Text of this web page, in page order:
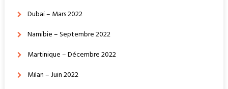
Dubai – Mars 2022
Namibie – Septembre 2022
Martinique – Décembre 2022
Milan – Juin 2022